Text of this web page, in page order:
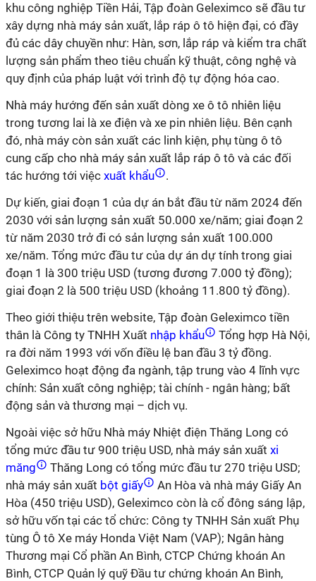
khu công nghiệp Tiền Hải, Tập đoàn Geleximco sẽ đầu tư
xây dựng nhà máy sản xuất, lắp ráp ô tô hiện đại, có đầy
đủ các dây chuyền như: Hàn, sơn, lắp ráp và kiểm tra chất
lượng sản phẩm theo tiêu chuẩn kỹ thuật, công nghệ và
quy định của pháp luật với trình độ tự động hóa cao.
Nhà máy hướng đến sản xuất dòng xe ô tô nhiên liệu
trong tương lai là xe điện và xe pin nhiên liệu. Bên cạnh
đó, nhà máy còn sản xuất các linh kiện, phụ tùng ô tô
cung cấp cho nhà máy sản xuất lắp ráp ô tô và các đối
tác hướng tới việc xuất khẩu
.
Dự kiến, giai đoạn 1 của dự án bắt đầu từ năm 2024 đến
2030 với sản lượng sản xuất 50.000 xe/năm; giai đoạn 2
từ năm 2030 trở đi có sản lượng sản xuất 100.000
xe/năm. Tổng mức đầu tư của dự án dự tính trong giai
đoạn 1 là 300 triệu USD (tương đương 7.000 tỷ đồng);
giai đoạn 2 là 500 triệu USD (khoảng 11.800 tỷ đồng).
Theo giới thiệu trên website, Tập đoàn Geleximco tiền
thân là Công ty TNHH Xuất nhập khẩu
Tổng hợp Hà Nội,
ra đời năm 1993 với vốn điều lệ ban đầu 3 tỷ đồng.
Geleximco hoạt động đa ngành, tập trung vào 4 lĩnh vực
chính: Sản xuất công nghiệp; tài chính - ngân hàng; bất
động sản và thương mại – dịch vụ.
Ngoài việc sở hữu Nhà máy Nhiệt điện Thăng Long có
tổng mức đầu tư 900 triệu USD, nhà máy sản xuất xi
măng
Thăng Long có tổng mức đầu tư 270 triệu USD;
nhà máy sản xuất bột giấy
An Hòa và nhà máy Giấy An
Hòa (450 triệu USD), Geleximco còn là cổ đông sáng lập,
sở hữu vốn tại các tổ chức: Công ty TNHH Sản xuất Phụ
tùng Ô tô Xe máy Honda Việt Nam (VAP); Ngân hàng
Thương mại Cổ phần An Bình, CTCP Chứng khoán An
Bình, CTCP Quản lý quỹ Đầu tư chứng khoán An Bình,